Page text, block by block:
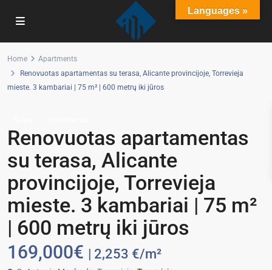
Home
Apartments
Renovuotas apartamentas su terasa, Alicante provincijoje, Torrevieja
mieste. 3 kambariai | 75 m² | 600 metrų iki jūros
Renovuotas apartamentas
su terasa, Alicante
provincijoje, Torrevieja
mieste. 3 kambariai | 75 m²
| 600 metrų iki jūros
169,000€ | 2,253 €/m²
Languages »